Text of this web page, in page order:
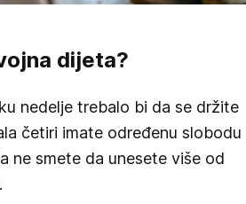
dijeta?
nedelje trebalo bi da se držite
četiri imate određenu slobodu
ne smete da unesete više od